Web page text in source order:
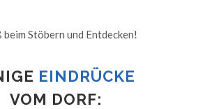
beim Stöbern und Entdecken!
EINDRÜCKE
VOM DORF: